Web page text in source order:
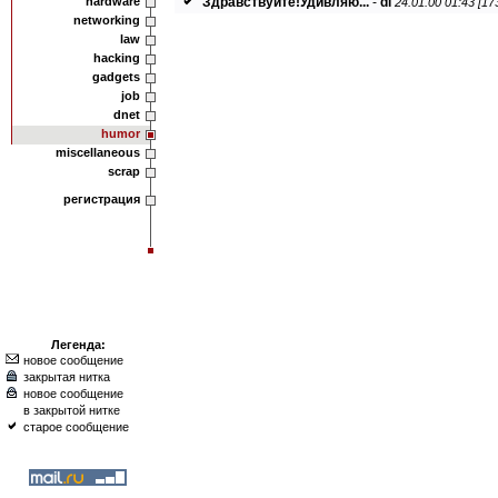
networking
law
hacking
gadgets
job
dnet
humor
miscellaneous
scrap
регистрация
Легенда:
новое сообщение
закрытая нитка
новое сообщение
в закрытой нитке
старое сообщение